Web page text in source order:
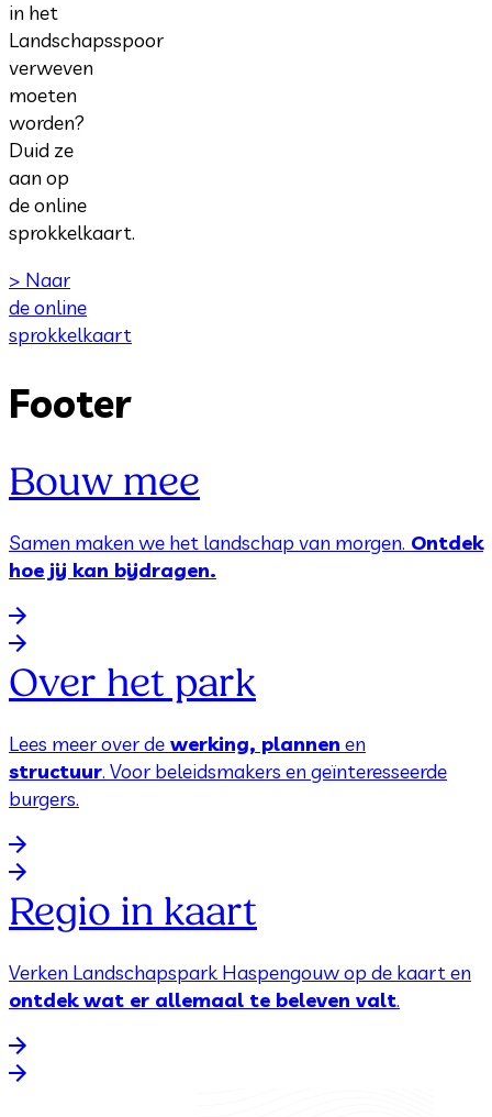
in het
Landschapsspoor
verweven
moeten
worden?
Duid ze
aan op
de online
sprokkelkaart.
> Naar
de online
sprokkelkaart
Footer
Bouw mee
Samen maken we het landschap van morgen. Ontdek
hoe jij kan bijdragen.
Over het park
Lees meer over de werking, plannen en
structuur. Voor beleidsmakers en geïnteresseerde
burgers.
Regio in kaart
Verken Landschapspark Haspengouw op de kaart en
ontdek wat er allemaal te beleven valt.